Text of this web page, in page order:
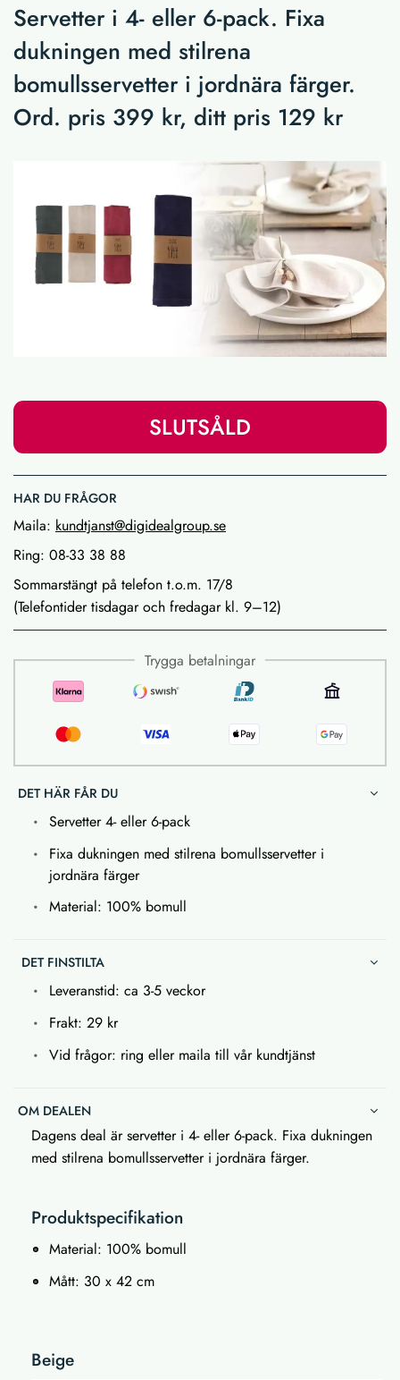
Servetter i 4- eller 6-pack. Fixa
dukningen med stilrena
bomullsservetter i jordnära färger.
Ord. pris 399 kr, ditt pris 129 kr
SLUTSÅLD
HAR DU FRÅGOR
Maila: kundtjanst@digidealgroup.se
Ring: 08-33 38 88
Sommarstängt på telefon t.o.m. 17/8
(Telefontider tisdagar och fredagar kl. 9–12)
Trygga betalningar
DET HÄR FÅR DU
Servetter 4- eller 6-pack
Fixa dukningen med stilrena bomullsservetter i
jordnära färger
Material: 100% bomull
DET FINSTILTA
Leveranstid: ca 3-5 veckor
Frakt: 29 kr
Vid frågor: ring eller maila till vår kundtjänst
OM DEALEN
Dagens deal är servetter i 4- eller 6-pack. Fixa dukningen
med stilrena bomullsservetter i jordnära färger.
Produktspecifikation
Material: 100% bomull
Mått: 30 x 42 cm
Beige